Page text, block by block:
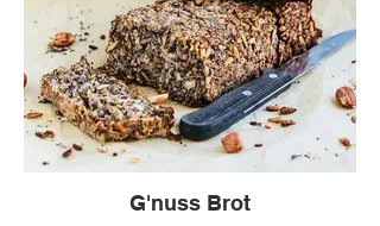
G'nuss Brot